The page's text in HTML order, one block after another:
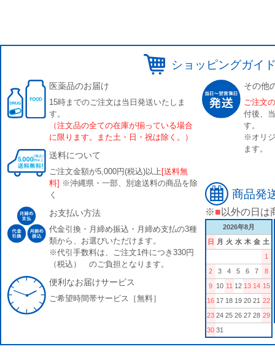
ショッピングガイ
医薬品のお届け
15時までのご注文は当日発送いたしま
す。
（注文品の全ての在庫が揃っている場合
に限ります。また土・日・祝は除く。）
送料について
ご注文金額が5,000円(税込)以上 [送料無
料] ※沖縄県・一部、別途送料の商品を除
く
お支払い方法
代金引換・月締め振込・月締め支払の3種
類から、お選びいただけます。
※代引手数料は、ご注文1件につき330円
（税込） のご負担となります。
便利なお届けサービス
ご希望時間帯サービス［無料］
その他
ご注文
付後、
す。
※オリ
ます。
商品発
※■ 以外の日は
2026年8月
日
月 火 水 木 金 土
1
2
3 4 5 6 7
8
9 10 11 12 13 14 15
16 17 18 19 20 21 22
23 24 25 26 27 28 29
30 31